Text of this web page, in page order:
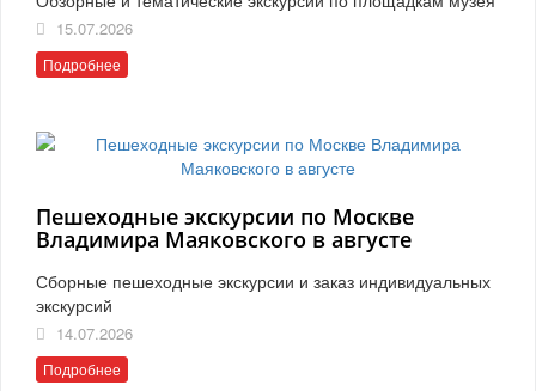
15.07.2026
Подробнее
Пешеходные экскурсии по Москве
Владимира Маяковского в августе
Сборные пешеходные экскурсии и заказ индивидуальных
экскурсий
14.07.2026
Подробнее